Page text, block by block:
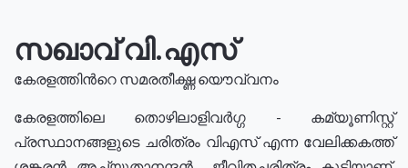
സഖാവ് വി.എസ്
കേരളത്തിൻറെ സമരതീക്ഷ്ണ യൌവ്വനം
കേരളത്തിലെ തൊഴിലാളിവർഗ്ഗ - കമ്യൂണിസ്റ്റ്
പ്രസ്ഥാനങ്ങളുടെ ചരിത്രം വിഎസ് എന്ന വേലിക്കകത്ത്